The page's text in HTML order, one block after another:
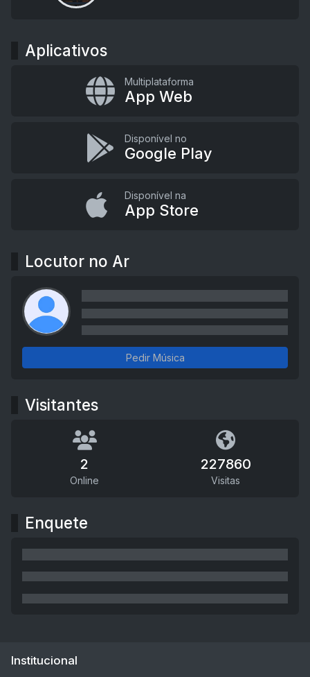
Aplicativos
Multiplataforma
App Web
Disponível no
Google Play
Disponível na
App Store
Locutor no Ar
Pedir Música
Visitantes
2
Online
227860
Visitas
Enquete
Institucional